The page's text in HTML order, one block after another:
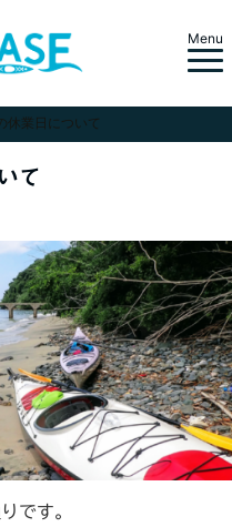
Menu
休業日について
て
です。